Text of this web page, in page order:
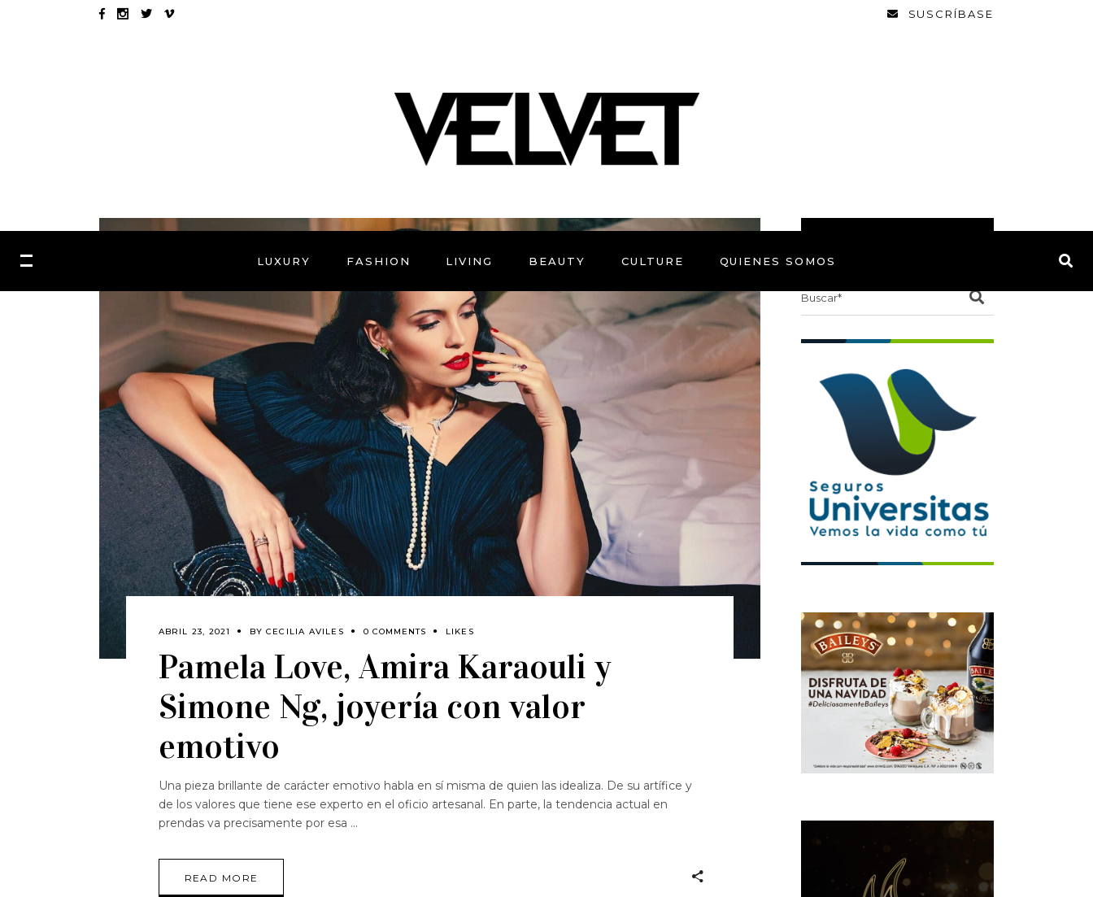
SUSCRÍBASE
LUXURY FASHION LIVING BEAUTY CULTURE QUIENES SOMOS
ABRIL 23, 2021 BY CECILIA AVILES 0 COMMENTS LIKES
Pamela Love, Amira Karaouli y
Simone Ng, joyería con valor
emotivo
Una pieza brillante de carácter emotivo habla en sí misma de quien las idealiza. De su artífice y
de los valores que tiene ese experto en el oficio artesanal. En parte, la tendencia actual en
prendas va precisamente por esa
READ MORE
Search